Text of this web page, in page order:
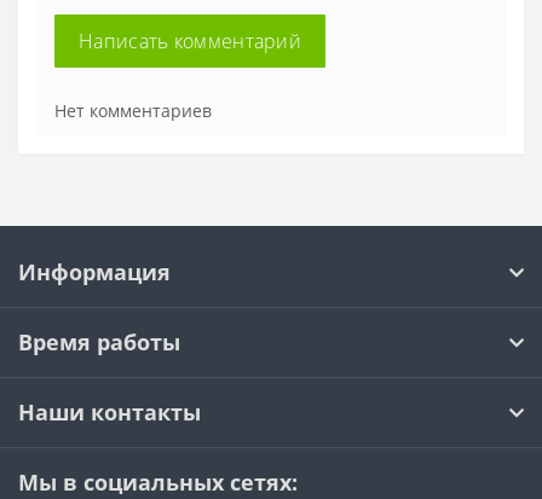
Написать комментарий
Нет комментариев
Информация
Время работы
Наши контакты
Мы в социальных сетях: